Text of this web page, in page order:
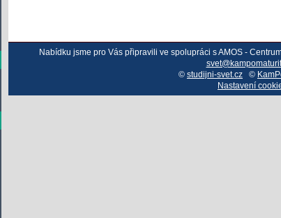
Nabídku jsme pro Vás připravili ve spolupráci s AMOS -
© studijni-svet.cz ©
Nastavení